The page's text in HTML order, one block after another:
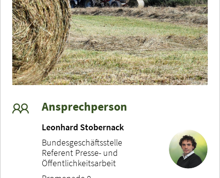
Ansprechperson
Leonhard Stobernack
Bundesgeschäftsstelle
Referent Presse- und
Öffentlichkeitsarbeit